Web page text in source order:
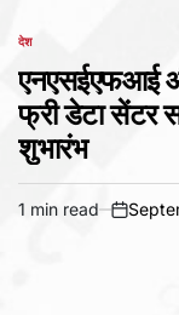
POSTED
देश
एनएसईएफआई
फ्री डेटा सेंटर
शुभारंभ
Estimated
1 min read
on